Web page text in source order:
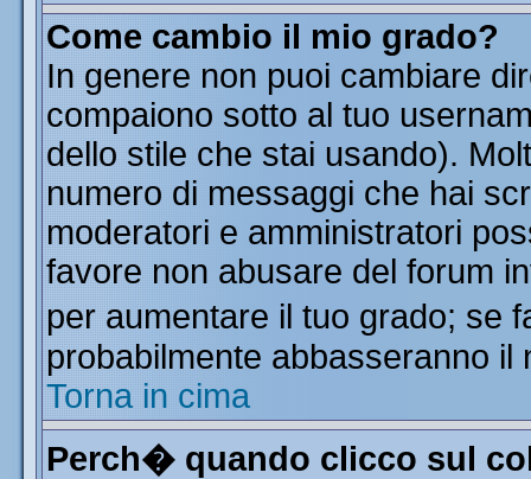
Come cambio il mio grado?
In genere non puoi cambiare
compaiono sotto al tuo
dello stile che stai usando).
numero di messaggi che hai
moderatori e amministratori
favore non abusare del forum
per aumentare il tuo grado; se
probabilmente abbasseranno il
Torna in cima
Perch� quando clicco sul